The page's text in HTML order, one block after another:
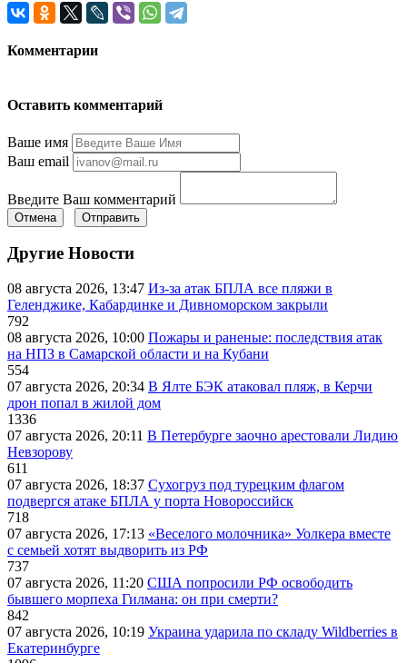
Комментарии
Оставить комментарий
Ваше имя
Ваш email
Введите Ваш комментарий
Отмена Отправить
Другие Новости
08 августа 2026, 13:47 Из-за атак БПЛА все пляжи в
Геленджике, Кабардинке и Дивноморском закрыли
792
08 августа 2026, 10:00 Пожары и раненые: последствия атак
на НПЗ в Самарской области и на Кубани
554
07 августа 2026, 20:34 В Ялте БЭК атаковал пляж, в Керчи
дрон попал в жилой дом
1336
07 августа 2026, 20:11 В Петербурге заочно арестовали Лидию
Невзорову
611
07 августа 2026, 18:37 Сухогруз под турецким флагом
подвергся атаке БПЛА у порта Новороссийск
718
07 августа 2026, 17:13 «Веселого молочника» Уолкера вместе
с семьей хотят выдворить из РФ
737
07 августа 2026, 11:20 США попросили РФ освободить
бывшего морпеха Гилмана: он при смерти?
842
07 августа 2026, 10:19 Украина ударила по складу Wildberries в
Екатеринбурге